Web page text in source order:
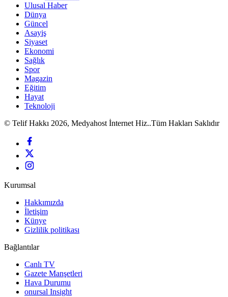
Ulusal Haber
Dünya
Güncel
Asayiş
Siyaset
Ekonomi
Sağlık
Spor
Magazin
Eğitim
Hayat
Teknoloji
© Telif Hakkı 2026, Medyahost İnternet Hiz..Tüm Hakları Saklıdır
Kurumsal
Hakkımızda
İletişim
Künye
Gizlilik politikası
Bağlantılar
Canlı TV
Gazete Manşetleri
Hava Durumu
onursal Insight